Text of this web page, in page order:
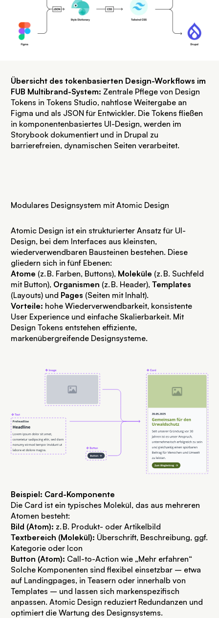
Übersicht des tokenbasierten Design-Workflows im
FUB Multibrand-System: Zentrale Pflege von Design
Tokens in Tokens Studio, nahtlose Weitergabe an
Figma und als JSON für Entwickler. Die Tokens fließen
in komponentenbasiertes UI-Design, werden im
Storybook dokumentiert und in Drupal zu
barrierefreien, dynamischen Seiten verarbeitet.
Modulares Designsystem mit Atomic Design
Atomic Design ist ein strukturierter Ansatz für UI-
Design, bei dem Interfaces aus kleinsten,
wiederverwendbaren Bausteinen bestehen. Diese
gliedern sich in fünf Ebenen:
Atome (z. B. Farben, Buttons), Moleküle (z. B. Suchfeld
mit Button), Organismen (z. B. Header), Templates
(Layouts) und Pages (Seiten mit Inhalt).
Vorteile: hohe Wiederverwendbarkeit, konsistente
User Experience und einfache Skalierbarkeit. Mit
Design Tokens entstehen effiziente,
markenübergreifende Designsysteme.
Beispiel: Card-Komponente
Die Card ist ein typisches Molekül, das aus mehreren
Atomen besteht:
Bild (Atom): z. B. Produkt- oder Artikelbild
Textbereich (Molekül): Überschrift, Beschreibung, ggf.
Kategorie oder Icon
Button (Atom): Call-to-Action wie „Mehr erfahren“
Solche Komponenten sind flexibel einsetzbar – etwa
auf Landingpages, in Teasern oder innerhalb von
Templates – und lassen sich markenspezifisch
anpassen. Atomic Design reduziert Redundanzen und
optimiert die Wartung des Designsystems.